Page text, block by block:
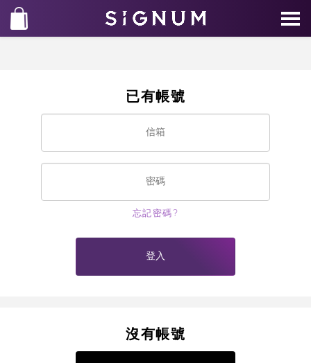
已有帳號
忘記密碼?
登入
沒有帳號